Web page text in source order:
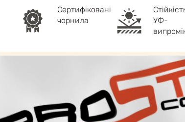
Cертифіковані
чорнила
УФ-